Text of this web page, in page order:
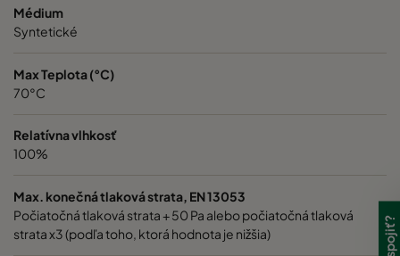
Médium
Syntetické
Max Teplota (°C)
70°C
Relatívna vlhkosť
100%
Max. konečná tlaková strata, EN 13053
Počiatočná tlaková strata + 50 Pa alebo počiatočná tlaková
strata x3 (podľa toho, ktorá hodnota je nižšia)